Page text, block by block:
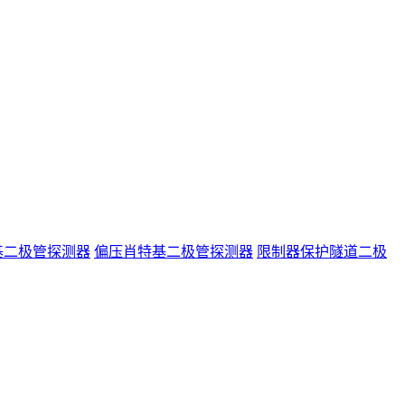
极管探测器 偏压肖特基二极管探测器 限制器保护隧道二极